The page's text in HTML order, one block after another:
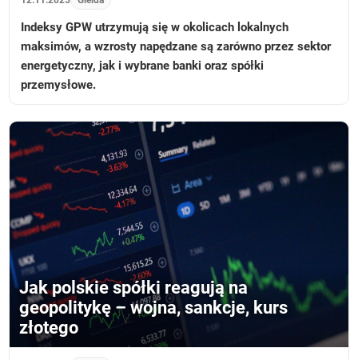
Indeksy GPW utrzymują się w okolicach lokalnych
maksimów, a wzrosty napędzane są zarówno przez sektor
energetyczny, jak i wybrane banki oraz spółki
przemysłowe.
Jak polskie spółki reagują na
geopolitykę – wojna, sankcje, kurs
złotego